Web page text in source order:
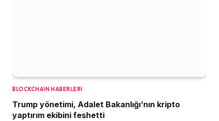
BLOCKCHAIN HABERLERI
Trump yönetimi, Adalet Bakanlığı’nın kripto
yaptırım ekibini feshetti